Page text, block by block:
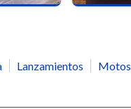
Lanzamientos Motos